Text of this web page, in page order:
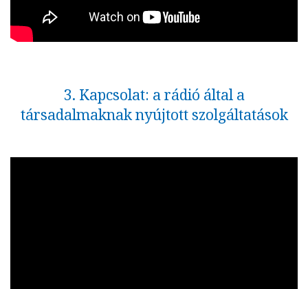
3. Kapcsolat: a rádió által a
társadalmaknak nyújtott szolgáltatások